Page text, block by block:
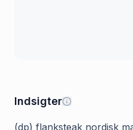
Indsigter
(dp) flanksteak nordisk